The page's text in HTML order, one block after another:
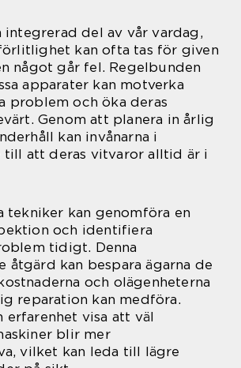
integrerad del av vår vardag,
kan ofta tas för given
något går fel. Regelbunden
apparater kan motverka
problem och öka deras
Genom att planera in årlig
kan invånarna i
till att deras vitvaror alltid är i
tekniker kan genomföra en
och identifiera
tidigt. Denna
åtgärd kan bespara ägarna de
och olägenheterna
reparation kan medföra.
erfarenhet visa att väl
blir mer
vilket kan leda till lägre